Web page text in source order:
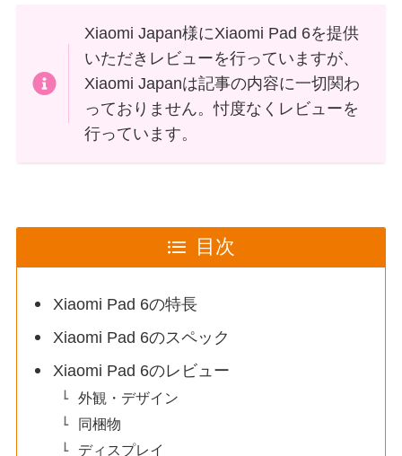
Xiaomi Japan様にXiaomi Pad 6を提供
いただきレビューを行っていますが、
Xiaomi Japanは記事の内容に一切関わ
っておりません。忖度なくレビューを
行っています。
目次
Xiaomi Pad 6の特長
Xiaomi Pad 6のスペック
Xiaomi Pad 6のレビュー
外観・デザイン
同梱物
ディスプレイ